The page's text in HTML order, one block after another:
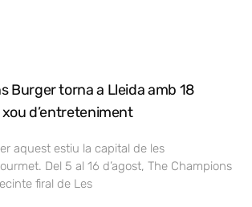
Burger torna a Lleida amb 18
d’entreteniment
aquest estiu la capital de les
Del 5 al 16 d’agost, The Champions
firal de Les